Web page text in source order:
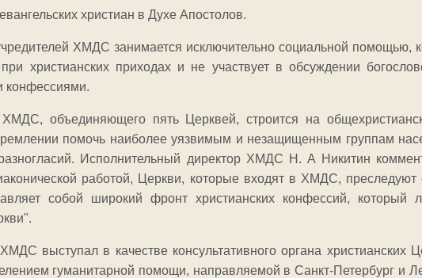
христиан в Духе Апостолов.
ХМДС занимается исключительно социальной помощью,
христианских приходах и не участвует в обсуждении
конфессиями.
ХМДС, объединяющего пять Церквей, строится на
помочь наиболее уязвимым и незащищенным группам
Исполнительный директор ХМДС Н. А Никитин
работой, Церкви, которые входят в ХМДС, преследуют
собой широкий фронт христианских конфессий, который
выступал в качестве консультативного органа христианских
гуманитарной помощи, направляемой в Санкт-Петербург и